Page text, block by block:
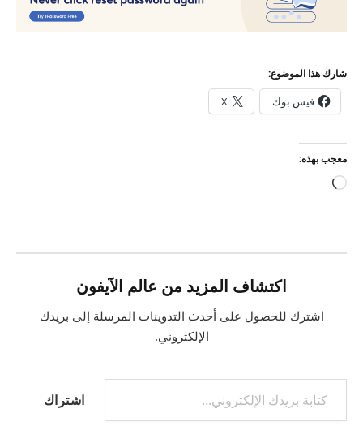
شارك هذا الموضوع:
فيس بوك X
معجب بهذه:
جاري
اكتشاف المزيد من عالم الآيفون
اشترك للحصول على أحدث التدوينات المرسلة إلى بريدك
الإلكتروني.
كتابة بريدك الإلكتروني...
اشتراك